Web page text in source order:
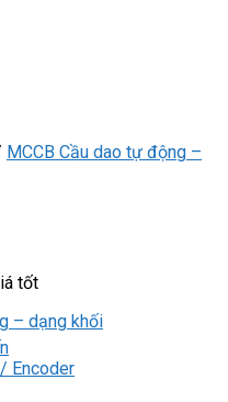
Encoder
MCCB Cầu dao tự động –
tốt
– dạng khối